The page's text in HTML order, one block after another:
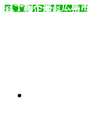
コ
【予約不要】広島
科・矯正歯科・ホ